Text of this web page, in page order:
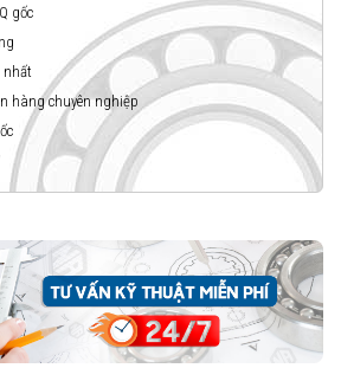
gốc
nhất
hàng chuyên nghiệp